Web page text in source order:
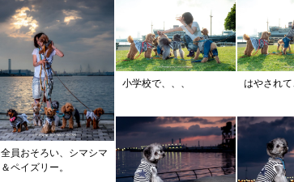
全員おそろい、シマシマ
＆ペイズリー。
小学校で、、、 はやされて